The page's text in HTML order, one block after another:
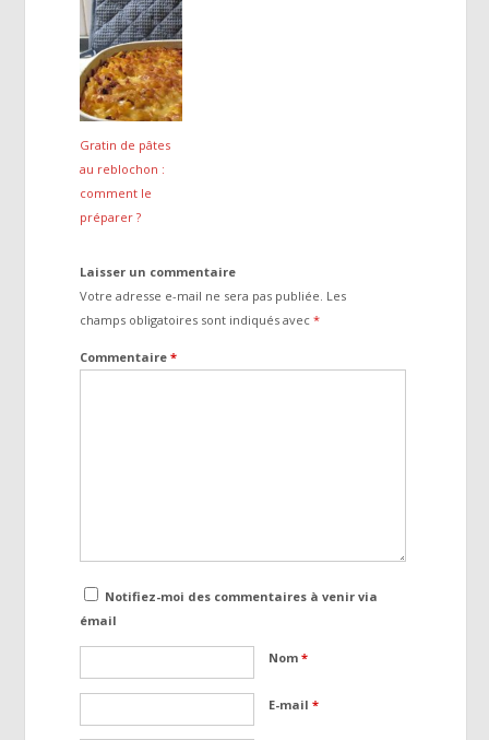
Gratin de pâtes
au reblochon :
comment le
préparer ?
Laisser un commentaire
Votre adresse e-mail ne sera pas publiée. Les
champs obligatoires sont indiqués avec*
Commentaire*
Notifiez-moi des commentaires à venir via
émail
Nom*
E-mail*